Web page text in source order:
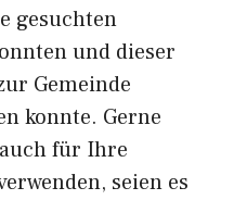
gesuchten
und dieser
Gemeinde
konnte. Gerne
für Ihre
seien es